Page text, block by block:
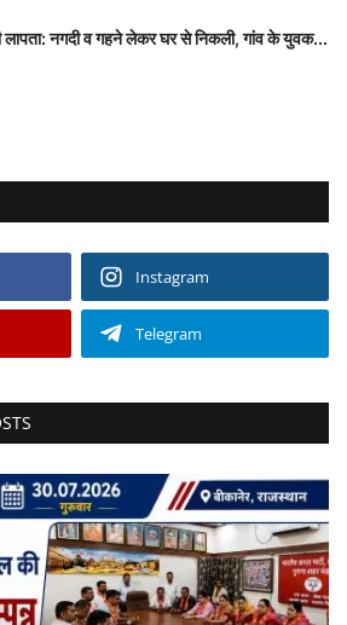
लापता: नगदी व गहने लेकर घर से निकली, गांव के युवक...
Instagram
Telegram